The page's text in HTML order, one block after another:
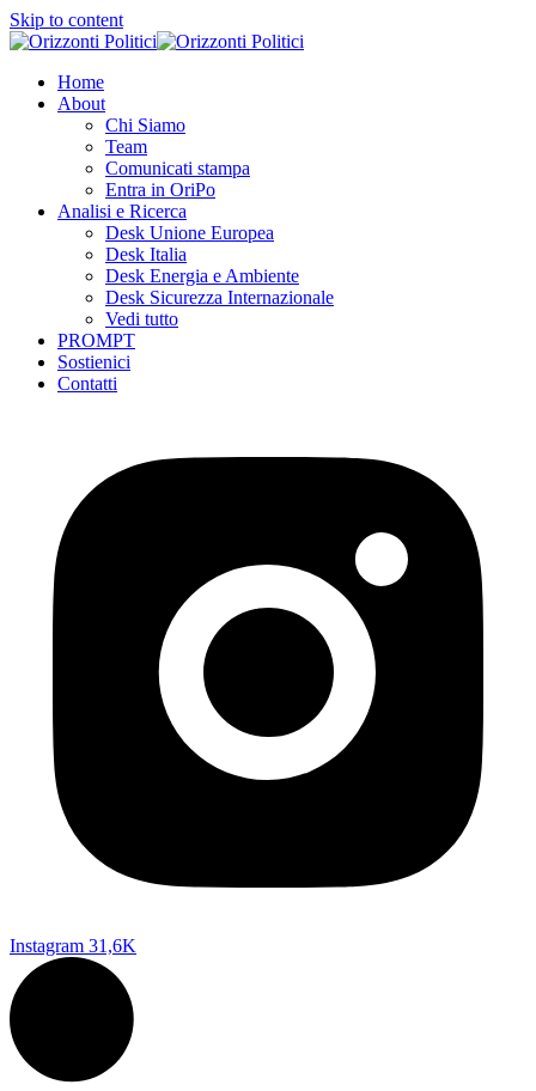
Skip to content
Home
About
Chi Siamo
Team
Comunicati stampa
Entra in OriPo
Analisi e Ricerca
Desk Unione Europea
Desk Italia
Desk Energia e Ambiente
Desk Sicurezza Internazionale
Vedi tutto
PROMPT
Sostienici
Contatti
Instagram 31,6K